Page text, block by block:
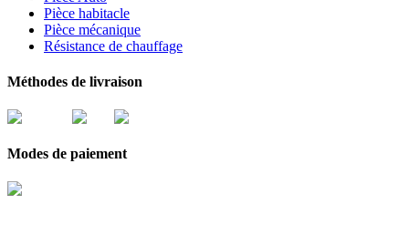
Pièce habitacle
Pièce mécanique
Résistance de chauffage
Méthodes de livraison
Modes de paiement